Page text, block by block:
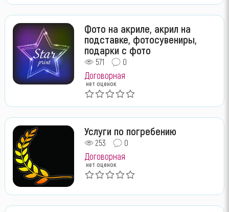
Фото на акриле, акрил на
подставке, фотосувениры,
подарки с фото
571 0
Договорная
нет оценок
Услуги по погребению
253 0
Договорная
нет оценок